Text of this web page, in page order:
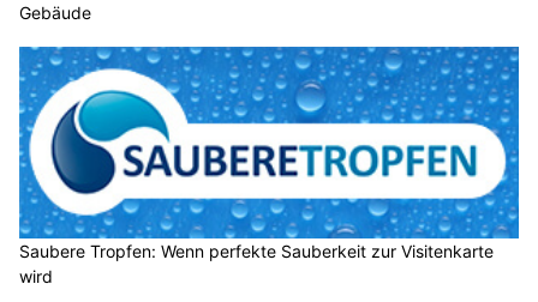
Gebäude
Saubere Tropfen: Wenn perfekte Sauberkeit zur Visitenkarte
wird